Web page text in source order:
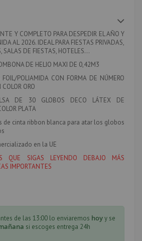
Y COMPLETO PARA DESPEDIR EL AÑO Y
AL 2026. IDEAL PARA FIESTAS PRIVADAS,
SALAS DE FIESTAS, HOTELES...
DE HELIO MAXI DE 0,42M3
POLIAMIDA CON FORMA DE NÚMERO
ORO
DE 30 GLOBOS DECO LÁTEX DE
PLATA
de cinta ribbon blanca para atar los globos
en la UE
QUE SIGAS LEYENDO DEBAJO MÁS
IMPORTANTES
de las 13:00 lo enviaremos hoyy se
si escoges entrega 24h